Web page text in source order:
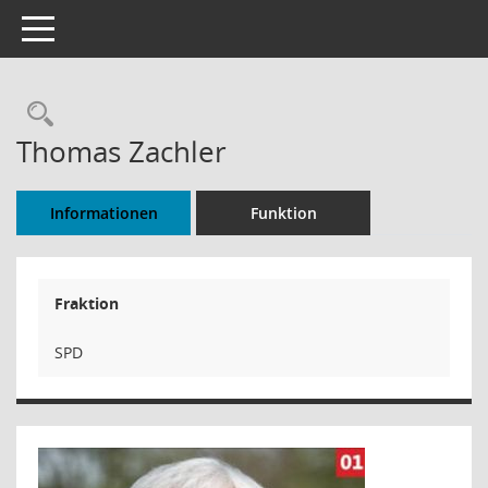
Toggle navigation
Rechercheauswahl
Thomas Zachler
Informationen Funktion
Fraktion
SPD